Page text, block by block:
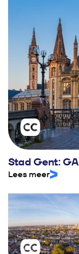
Stad Gent:
Lees meer